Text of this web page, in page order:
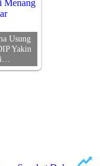
Usung
Yakin